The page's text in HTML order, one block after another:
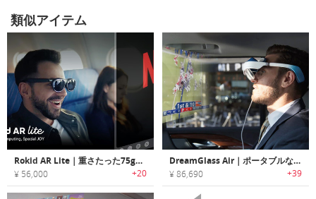
類似アイテム
Rokid AR Lite｜重さたった75gのARスマートグラス
¥ 56,000 +20
DreamGlass Air｜ポータブルなARプライベートシアターグラス「ドリームグラスエア」
¥ 86,690 +39